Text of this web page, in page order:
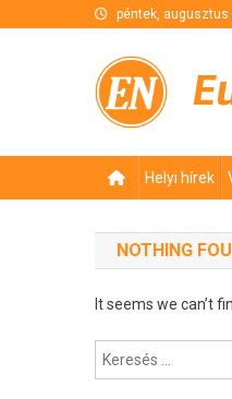
péntek, augusztus
Helyi hírek
NOTHING
It seems we can’t
Keresés: